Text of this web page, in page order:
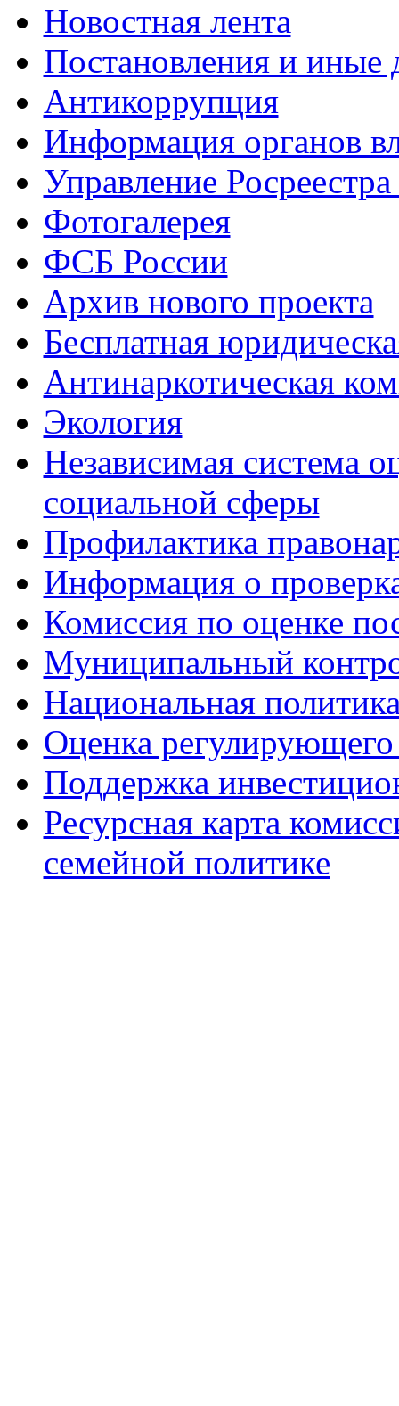
Новостная лента
Постановления и иные
Антикоррупция
Информация органов
Управление
Фотогалерея
ФСБ России
Архив нового проекта
Бесплатная
Антинаркотическая
Экология
Независимая система
социальной сферы
Профилактика
Информация о
Комиссия по оценке
Муниципальный
Национальная
Оценка регулирующего
Поддержка
Ресурсная карта
семейной политике